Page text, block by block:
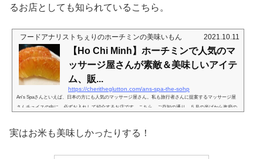
るお店としても知られているこちら。
フードアナリストちぇりのホーチミンの美味いもん 2021.10.11
【Ho Chi Minh】ホーチミンで人気のマ
ッサージ屋さんが素敵＆美味しいアイテ
ム、販...
https://cheritheglutton.com/ans-spa-the-sohp
An's Spaさんといえば、日本の方にも人気のマッサージ屋さん。私も旅行者さんに提案するマッサージ屋
さんチョイスの中に、必ずお入れして紹介するお店です。こちら、ご存知の通り、５月の半ばから政府の
が唯一美味しいな、と思う赤いポメロを買える店2021年06月10日ポメロ、美味しいですよね。先日も、昔
書いた「ポメロの綺麗な剥き方」をリライトした記事を出したら、かなりのアクセスがあったので、やっ
実はお米も美味しかったりする！